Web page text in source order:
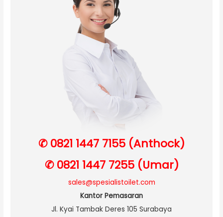
✆ 0821 1447 7155 (Anthock)
✆ 0821 1447 7255 (Umar)
sales@spesialistoilet.com
Kantor Pemasaran
Jl. Kyai Tambak Deres 105 Surabaya